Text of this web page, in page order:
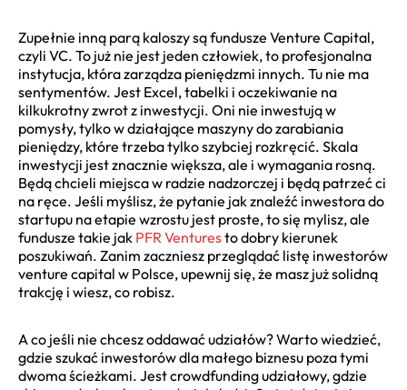
Zupełnie inną parą kaloszy są fundusze Venture Capital,
czyli VC. To już nie jest jeden człowiek, to profesjonalna
instytucja, która zarządza pieniędzmi innych. Tu nie ma
sentymentów. Jest Excel, tabelki i oczekiwanie na
kilkukrotny zwrot z inwestycji. Oni nie inwestują w
pomysły, tylko w działające maszyny do zarabiania
pieniędzy, które trzeba tylko szybciej rozkręcić. Skala
inwestycji jest znacznie większa, ale i wymagania rosną.
Będą chcieli miejsca w radzie nadzorczej i będą patrzeć ci
na ręce. Jeśli myślisz, że pytanie jak znaleźć inwestora do
startupu na etapie wzrostu jest proste, to się mylisz, ale
fundusze takie jak PFR Venturesto dobry kierunek
poszukiwań. Zanim zaczniesz przeglądać listę inwestorów
venture capital w Polsce, upewnij się, że masz już solidną
trakcję i wiesz, co robisz.
A co jeśli nie chcesz oddawać udziałów? Warto wiedzieć,
gdzie szukać inwestorów dla małego biznesu poza tymi
dwoma ścieżkami. Jest crowdfunding udziałowy, gdzie